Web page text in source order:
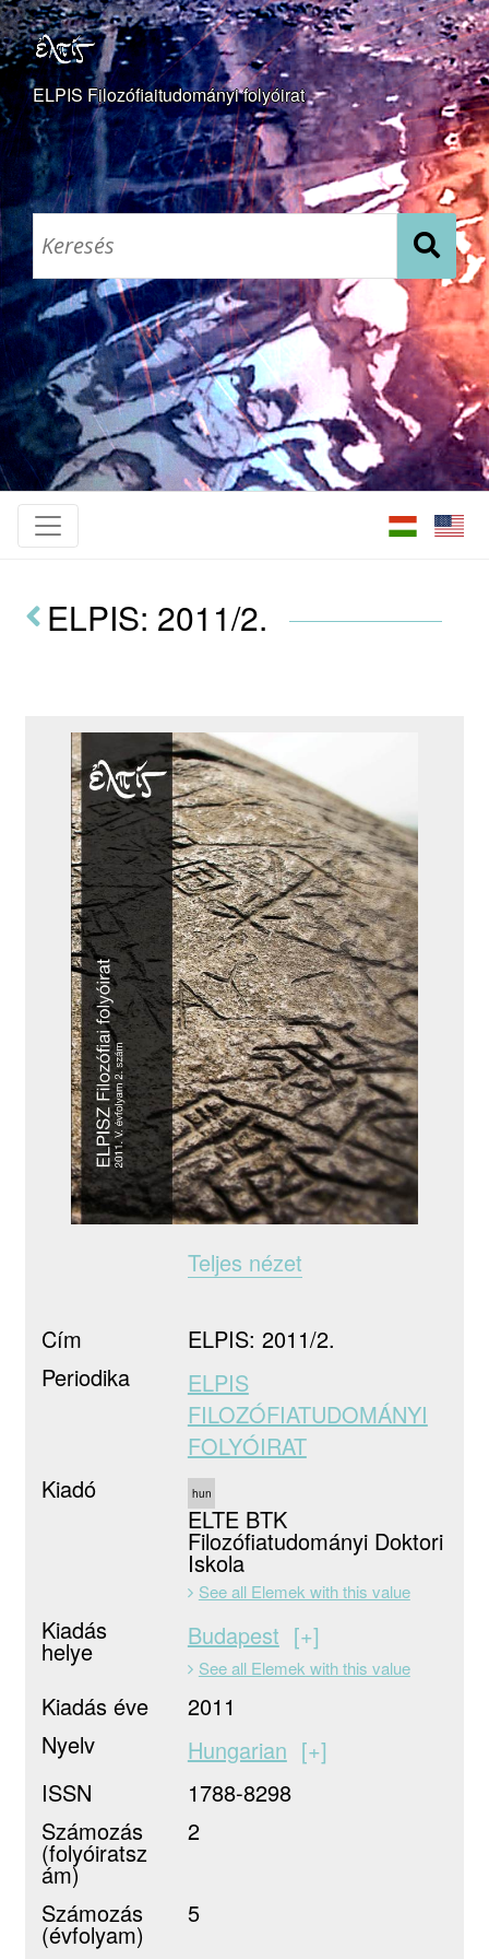
ELPIS Filozófiaitudományi folyóirat
ELPIS: 2011/2.
Teljes nézet
Cím
ELPIS: 2011/2.
Periodika
ELPIS
FILOZÓFIATUDOMÁNYI
FOLYÓIRAT
Kiadó
hun
ELTE BTK
Filozófiatudományi Doktori
Iskola
See all Elemek with this value
Kiadás
helye
Budapest
See all Elemek with this value
+
Kiadás éve
2011
Nyelv
Hungarian
+
ISSN
1788-8298
Számozás
(folyóiratsz
ám)
2
Számozás
(évfolyam)
5